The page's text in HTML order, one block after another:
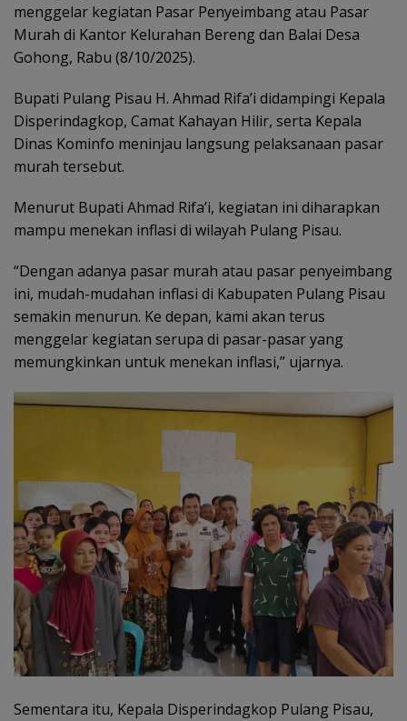
menggelar kegiatan Pasar Penyeimbang atau Pasar
Murah di Kantor Kelurahan Bereng dan Balai Desa
Gohong, Rabu (8/10/2025).
Bupati Pulang Pisau H. Ahmad Rifa’i didampingi Kepala
Disperindagkop, Camat Kahayan Hilir, serta Kepala
Dinas Kominfo meninjau langsung pelaksanaan pasar
murah tersebut.
Menurut Bupati Ahmad Rifa’i, kegiatan ini diharapkan
mampu menekan inflasi di wilayah Pulang Pisau.
“Dengan adanya pasar murah atau pasar penyeimbang
ini, mudah-mudahan inflasi di Kabupaten Pulang Pisau
semakin menurun. Ke depan, kami akan terus
menggelar kegiatan serupa di pasar-pasar yang
memungkinkan untuk menekan inflasi,” ujarnya.
Sementara itu, Kepala Disperindagkop Pulang Pisau,